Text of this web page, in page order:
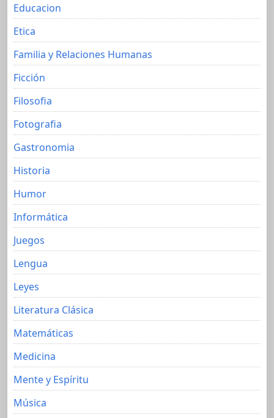
Educacion
Etica
Familia y Relaciones Humanas
Ficción
Filosofia
Fotografia
Gastronomia
Historia
Humor
Informática
Juegos
Lengua
Leyes
Literatura Clásica
Matemáticas
Medicina
Mente y Espíritu
Música